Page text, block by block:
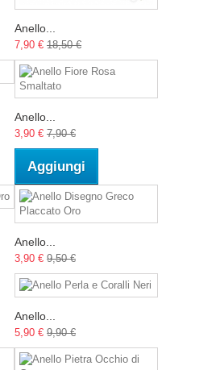
Anello...
7,90 € 18,50 €
Anello...
3,90 € 7,90 €
Aggiungi
Anello...
3,90 € 9,50 €
Anello...
5,90 € 9,90 €